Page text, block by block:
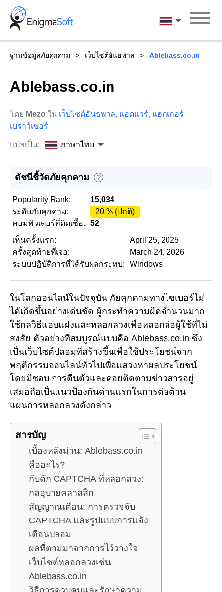
Skip
content
ภาษาไทย
ฐานข้อมูลภัยคุกคาม เว็บไซต์อันธพาล Ablebass.co.in
Ablebass.co.in
โดย Mezo ใน เว็บไซต์อันธพาล, แอดแวร์, แฮกเกอร์
เบราว์เซอร์
แปลเป็น: ภาษาไทย
ดัชนีชี้วัดภัยคุกคาม ?
Popularity Rank:
15,034
ระดับภัยคุกคาม:
20 % (ปกติ)
คอมพิวเตอร์ที่ติดเชื้อ:
52
เห็นครั้งแรก:
April 25, 2025
ครั้งสุดท้ายที่เจอ:
March 24, 2026
ระบบปฏิบัติการที่ได้รับผลกระทบ:
Windows
ในโลกออนไลน์ในปัจจุบัน ภัยคุกคามทางไซเบอร์ไม่
ได้เกิดขึ้นอย่างเด่นชัด ผู้กระทำความผิดจำนวนมาก
ใช้กลวิธีแอบแฝงและหลอกลวงเพื่อหลอกล่อผู้ใช้ที่ไม่
สงสัย ตัวอย่างที่สมบูรณ์แบบคือ Ablebass.co.in ซึ่ง
เป็นเว็บไซต์ปลอมที่สร้างขึ้นเพื่อใช้ประโยชน์จาก
พฤติกรรมออนไลน์ทั่วไปเพื่อแสวงหาผลประโยชน์
โดยมิชอบ การตื่นตัวและคอยติดตามข่าวสารอยู่
เสมอถือเป็นแนวป้องกันด่านแรกในการต่อต้าน
แผนการหลอกลวงดังกล่าว
สารบัญ
เบื้องหลังม่าน: Ablebass.co.in
คืออะไร?
กับดัก CAPTCHA ที่หลอกลวง:
กลอุบายคลาสสิก
สัญญาณเตือน: การตรวจจับ
CAPTCHA และรูปแบบการแจ้ง
เตือนปลอม
ผลที่ตามมาจากการไว้วางใจ
เว็บไซต์หลอกลวงเช่น
Ablebass.co.in